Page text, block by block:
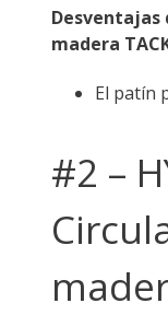
Desventajas
madera
El patín
#2 –